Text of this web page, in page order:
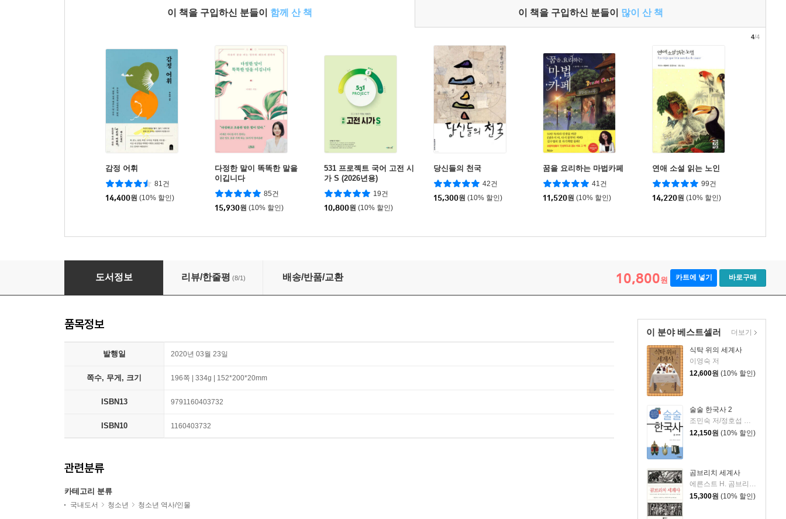
이 책을 구입하신 분들이 함께 산 책 이 책을 구입하신 분들이 많이 산 책
감정 어휘
81건
14,400원 (10% 할인)
다정한 말이 똑똑한 말을
이깁니다
85건
15,930원 (10% 할인)
531 프로젝트 국어 고전 시
가 S (2026년용)
19건
10,800원 (10% 할인)
당신들의 천국
42건
15,300원 (10% 할인)
꿈을 요리하는 마법카페
41건
11,520원 (10% 할인)
연애 소설 읽는 노인
99건
14,220원 (10% 할인)
4/4
청소년을 위한 제주 4·3
도서정보 리뷰/한줄평 (8/1) 배송/반품/교환 10,800원 카트에 넣기 바로구매
이 분야 베스트셀러
식탁 위의 세계사
이영숙 저
12,600원 (10% 할인)
술술 한국사 2
12,150원 (10% 할인)
곰브리치 세계사
15,300원 (10% 할인)
더보기
품목정보
발행일 2020년 03월 23일
쪽수, 무게, 크기 196쪽 | 334g | 152*200*20mm
ISBN13 9791160403732
ISBN10 1160403732
관련분류
카테고리 분류
국내도서 청소년 청소년 역사/인물